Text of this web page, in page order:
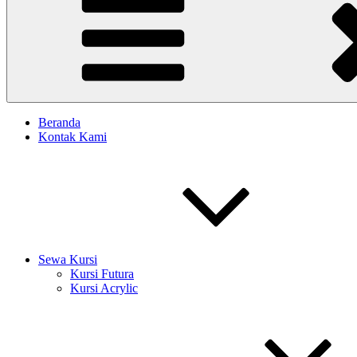
Beranda
Kontak Kami
Sewa Kursi
Kursi Futura
Kursi Acrylic